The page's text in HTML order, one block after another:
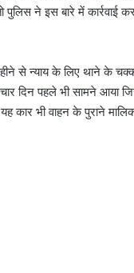
पुलिस ने इस बारे में कार्रवाई
से न्याय के लिए थाने के
दिन पहले भी सामने आया
कार भी वाहन के पुराने